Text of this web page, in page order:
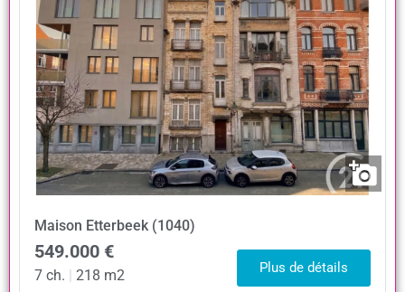
Maison Etterbeek (1040)
549.000 €
7 ch. 218 m2 Plus de détails